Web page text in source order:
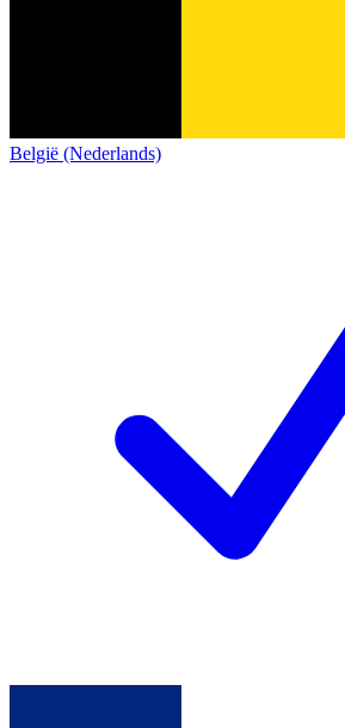
België (Nederlands)